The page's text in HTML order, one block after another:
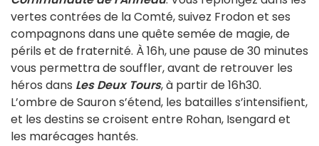
vertes contrées de la Comté, suivez Frodon et ses
compagnons dans une quête semée de magie, de
périls et de fraternité. À 16h, une pause de 30 minutes
vous permettra de souffler, avant de retrouver les
héros dans Les Deux Tours, à partir de 16h30.
L’ombre de Sauron s’étend, les batailles s’intensifient,
et les destins se croisent entre Rohan, Isengard et
les marécages hantés.